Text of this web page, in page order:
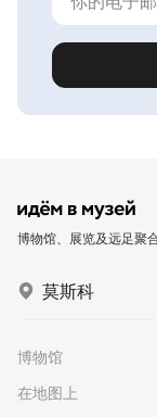
博物馆、展览及远足聚
莫斯科
博物馆
在地图上